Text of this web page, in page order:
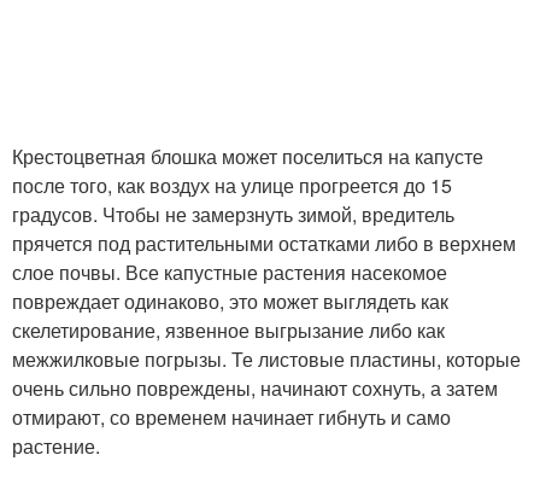
Крестоцветная блошка может поселиться на капусте
после того, как воздух на улице прогреется до 15
градусов. Чтобы не замерзнуть зимой, вредитель
прячется под растительными остатками либо в верхнем
слое почвы. Все капустные растения насекомое
повреждает одинаково, это может выглядеть как
скелетирование, язвенное выгрызание либо как
межжилковые погрызы. Те листовые пластины, которые
очень сильно повреждены, начинают сохнуть, а затем
отмирают, со временем начинает гибнуть и само
растение.